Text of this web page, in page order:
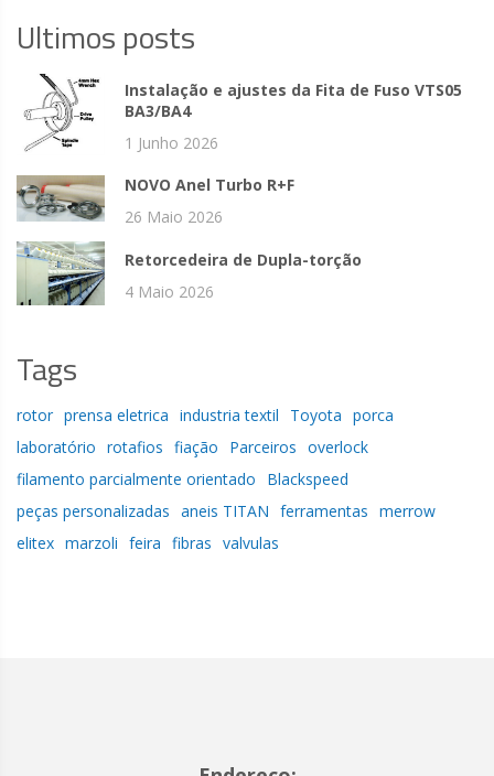
Ultimos posts
Instalação e ajustes da Fita de Fuso VTS05
BA3/BA4
1 Junho 2026
NOVO Anel Turbo R+F
26 Maio 2026
Retorcedeira de Dupla-torção
4 Maio 2026
Tags
rotor prensa eletrica industria textil Toyota porca
laboratório rotafios fiação Parceiros overlock
filamento parcialmente orientado
Blackspeed
peças personalizadas aneis TITAN ferramentas merrow
elitex marzoli feira fibras valvulas